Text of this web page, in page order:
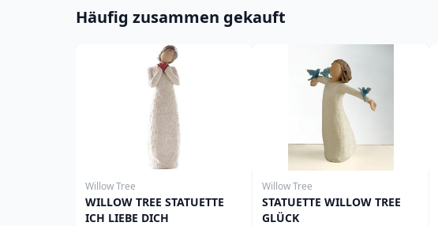
Häufig zusammen gekauft
Willow Tree
WILLOW TREE STATUETTE
ICH LIEBE DICH
Willow Tree
STATUETTE WILLOW TREE
GLÜCK